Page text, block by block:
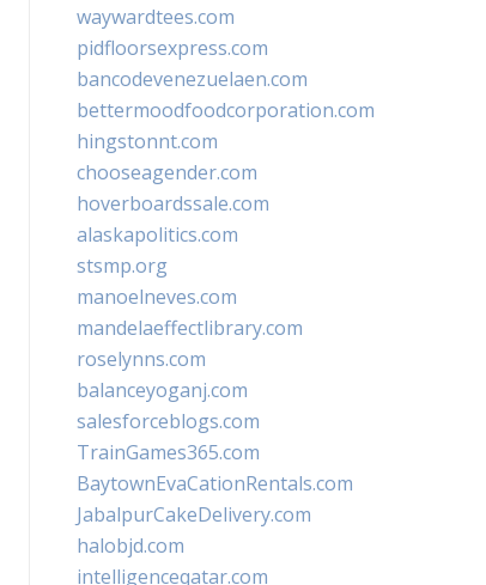
waywardtees.com
pidfloorsexpress.com
bancodevenezuelaen.com
bettermoodfoodcorporation.com
hingstonnt.com
chooseagender.com
hoverboardssale.com
alaskapolitics.com
stsmp.org
manoelneves.com
mandelaeffectlibrary.com
roselynns.com
balanceyoganj.com
salesforceblogs.com
TrainGames365.com
BaytownEvaCationRentals.com
JabalpurCakeDelivery.com
halobjd.com
intelligenceqatar.com